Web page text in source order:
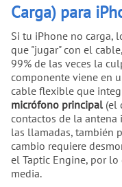
Carga) para
Si tu iPhone no carga,
que "jugar" con el
99% de las veces la
componente viene en
cable flexible que
micrófono principal (el
contactos de la antena
las llamadas, también
cambio requiere
el Taptic Engine, por
media.